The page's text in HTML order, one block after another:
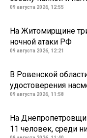
09 августа 2026, 12:55
На Житомирщине
ночной атаки РФ
09 августа 2026, 12:21
В Ровенской
удостоверения
09 августа 2026, 11:58
На
11 человек, среди